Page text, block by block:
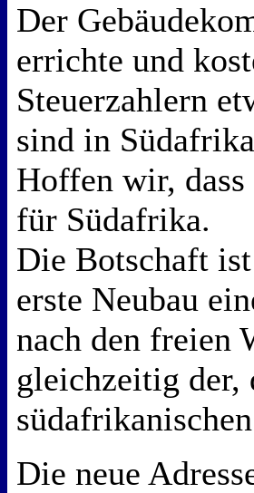
Der
errichte und
Steuerzahlern
sind in
Hoffen wir,
für Südafrika.
Die Botschaft
erste Neubau
nach den freien
gleichzeitig der,
Die neue